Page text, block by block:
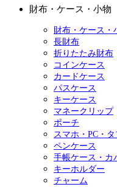
財布・ケース・小物
財布・ケース・
長財布
折りたたみ財布
コインケース
カードケース
パスケース
キーケース
マネークリップ
ポーチ
スマホ・PC・
ペンケース
手帳ケース・カ
キーホルダー
チャーム